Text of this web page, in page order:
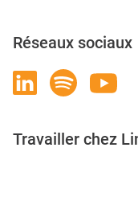
Réseaux sociaux
Travailler chez